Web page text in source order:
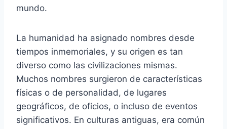
mundo.
La humanidad ha asignado nombres desde
tiempos inmemoriales, y su origen es tan
diverso como las civilizaciones mismas.
Muchos nombres surgieron de características
físicas o de personalidad, de lugares
geográficos, de oficios, o incluso de eventos
significativos. En culturas antiguas, era común